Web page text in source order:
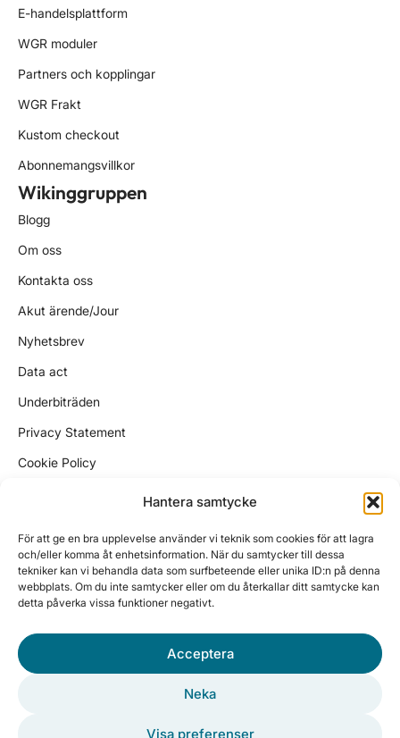
Hantera samtycke
För att ge en bra upplevelse använder vi teknik som cookies för att lagra
och/eller komma åt enhetsinformation. När du samtycker till dessa
tekniker kan vi behandla data som surfbeteende eller unika ID:n på denna
webbplats. Om du inte samtycker eller om du återkallar ditt samtycke kan
detta påverka vissa funktioner negativt.
Acceptera
Neka
Visa preferenser
E-handelsplattform
WGR moduler
Partners och kopplingar
WGR Frakt
Kustom checkout
Abonnemangsvillkor
Wikinggruppen
Blogg
Om oss
Kontakta oss
Akut ärende/Jour
Nyhetsbrev
Data act
Underbiträden
Privacy Statement
Cookie Policy
support@wikinggruppen.se
ekonomi@wikinggruppen.se
sales@wikinggruppen.se
Tel. 0650 – 757 59
Besöksadress
Sjötullsgatan 8